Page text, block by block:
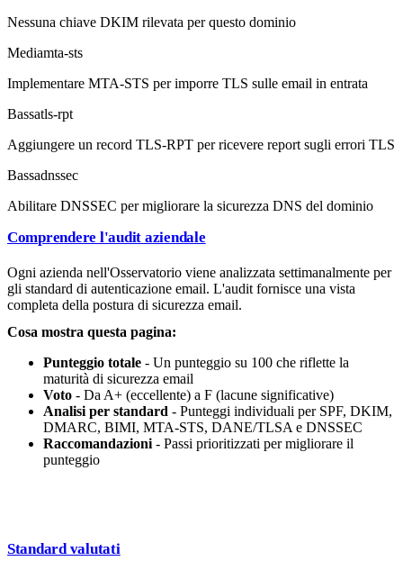
Nessuna chiave DKIM rilevata per questo dominio
Mediamta-sts
Implementare MTA-STS per imporre TLS sulle email in entrata
Bassatls-rpt
Aggiungere un record TLS-RPT per ricevere report sugli errori TLS
Bassadnssec
Abilitare DNSSEC per migliorare la sicurezza DNS del dominio
Comprendere l'audit aziendale
Ogni azienda nell'Osservatorio viene analizzata settimanalmente per
gli standard di autenticazione email. L'audit fornisce una vista
completa della postura di sicurezza email.
Cosa mostra questa pagina:
Punteggio totale - Un punteggio su 100 che riflette la
maturità di sicurezza email
Voto - Da A+ (eccellente) a F (lacune significative)
Analisi per standard - Punteggi individuali per SPF, DKIM,
DMARC, BIMI, MTA-STS, DANE/TLSA e DNSSEC
Raccomandazioni - Passi prioritizzati per migliorare il
punteggio
Standard valutati